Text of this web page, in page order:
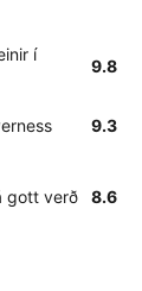
í
9.8
9.3
gott verð 8.6